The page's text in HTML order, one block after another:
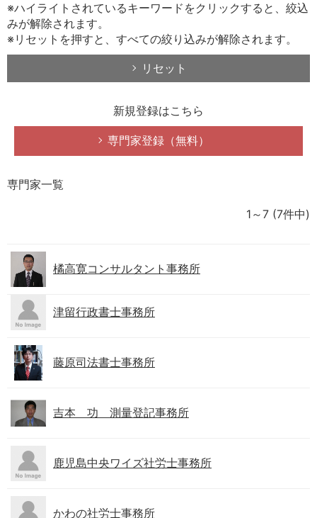
※ハイライトされているキーワードをクリックすると、絞込
みが解除されます。
※リセットを押すと、すべての絞り込みが解除されます。
リセット
新規登録はこちら
専門家登録（無料）
専門家一覧
1～7 (7件中)
橘高寛コンサルタント事務所
津留行政書士事務所
藤原司法書士事務所
吉本 功 測量登記事務所
鹿児島中央ワイズ社労士事務所
かわの社労士事務所